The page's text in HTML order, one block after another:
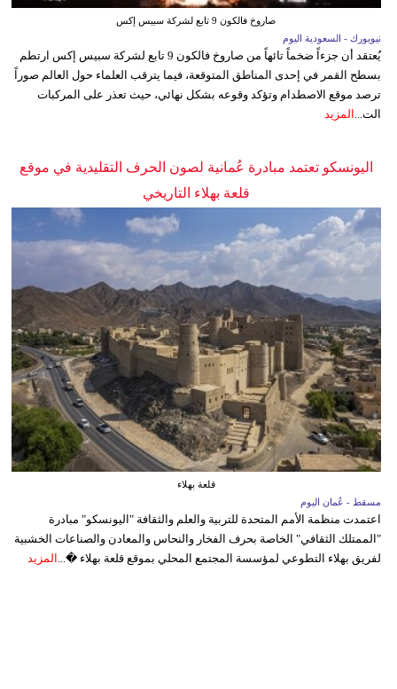
صاروخ فالكون 9 تابع لشركة سبيس إكس
نيويورك - السعودية اليوم
يُعتقد أن جزءاً ضخماً تائهاً من صاروخ فالكون 9 تابع لشركة سبيس إكس ارتطم
بسطح القمر في إحدى المناطق المتوقعة، فيما يترقب العلماء حول العالم صوراً
ترصد موقع الاصطدام وتؤكد وقوعه بشكل نهائي، حيث تعذر على المركبات
الت... المزيد
اليونسكو تعتمد مبادرة عُمانية لصون الحرف التقليدية في موقع
قلعة بهلاء التاريخي
قلعة بهلاء
مسقط - عُمان اليوم
اعتمدت منظمة الأمم المتحدة للتربية والعلم والثقافة "اليونسكو" مبادرة
"الممتلك الثقافي" الخاصة بحرف الفخار والنحاس والمعادن والصناعات الخشبية
لفريق بهلاء التطوعي لمؤسسة المجتمع المحلي بموقع قلعة بهلاء �... المزيد